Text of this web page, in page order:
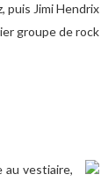
puis Jimi Hendrix
groupe de rock
au vestiaire,